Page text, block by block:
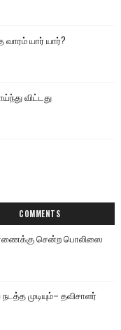
யார் யார்?
விட்டது
COMMENTS
சென்ற பொலிஸை
முடியும்– தவிசாளர்